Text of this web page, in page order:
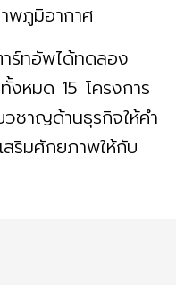
พภูมิอากาศ
าร์ทอัพได้ทดลอง
งหมด 15 โครงการ
ชาญด้านธุรกิจให้คำ
สริมศักยภาพให้กับ